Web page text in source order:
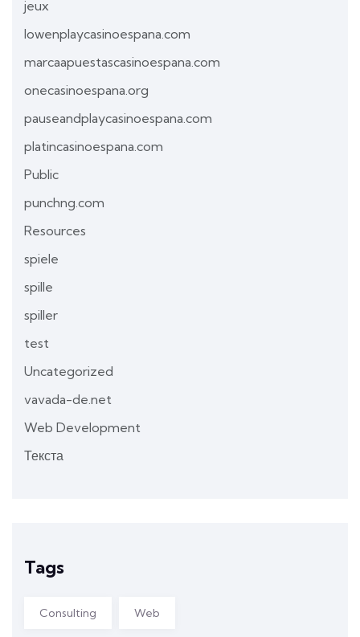
jeux
lowenplaycasinoespana.com
marcaapuestascasinoespana.com
onecasinoespana.org
pauseandplaycasinoespana.com
platincasinoespana.com
Public
punchng.com
Resources
spiele
spille
spiller
test
Uncategorized
vavada-de.net
Web Development
Текста
Tags
Consulting Web